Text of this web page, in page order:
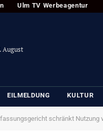
Ulm TV Werbeagentur
August
EILMELDUNG KULTUR
schränkt Nutzung